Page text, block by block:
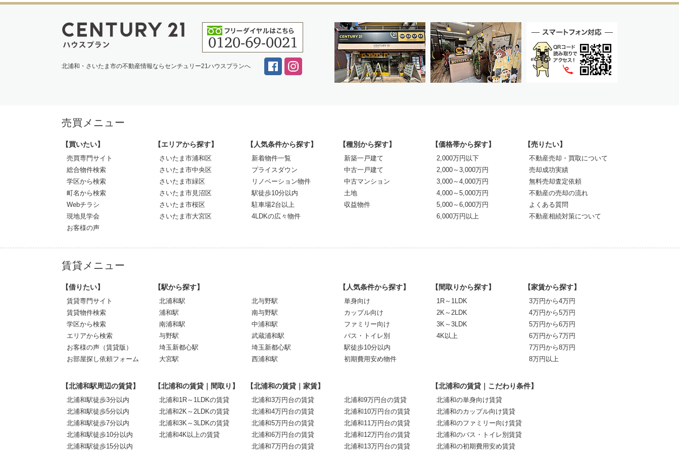
北浦和・さいたま市の不動産情報ならセンチュリー21ハウスプランへ
売買メニュー
【買いたい】
売買専門サイト
総合物件検索
学区から検索
町名から検索
Webチラシ
現地見学会
お客様の声
【エリアから探す】
さいたま市浦和区
さいたま市中央区
さいたま市緑区
さいたま市見沼区
さいたま市桜区
さいたま市大宮区
【人気条件から探す】
新着物件一覧
プライスダウン
リノベーション物件
駅徒歩10分以内
駐車場2台以上
4LDKの広々物件
【種別から探す】
新築一戸建て
中古一戸建て
中古マンション
土地
収益物件
【価格帯から探す】
2,000万円以下
2,000～3,000万円
3,000～4,000万円
4,000～5,000万円
5,000～6,000万円
6,000万円以上
【売りたい】
不動産売却・買取について
売却成功実績
無料売却査定依頼
不動産の売却の流れ
よくある質問
不動産相続対策について
賃貸メニュー
【借りたい】
賃貸専門サイト
賃貸物件検索
学区から検索
エリアから検索
お客様の声（賃貸版）
お部屋探し依頼フォーム
【駅から探す】
北浦和駅
浦和駅
南浦和駅
与野駅
埼玉新都心駅
大宮駅
北与野駅
南与野駅
中浦和駅
武蔵浦和駅
埼玉新都心駅
西浦和駅
【人気条件から探す】
単身向け
カップル向け
ファミリー向け
バス・トイレ別
駅徒歩10分以内
初期費用安め物件
【間取りから探す】
1R～1LDK
2K～2LDK
3K～3LDK
4K以上
【家賃から探す】
3万円から4万円
4万円から5万円
5万円から6万円
6万円から7万円
7万円から8万円
8万円以上
【北浦和駅周辺の賃貸】
北浦和駅徒歩3分以内
北浦和駅徒歩5分以内
北浦和駅徒歩7分以内
北浦和駅徒歩10分以内
北浦和駅徒歩15分以内
【北浦和の賃貸｜間取り】
北浦和1R～1LDKの賃貸
北浦和2K～2LDKの賃貸
北浦和3K～3LDKの賃貸
北浦和4K以上の賃貸
【北浦和の賃貸｜家賃】
北浦和3万円台の賃貸
北浦和4万円台の賃貸
北浦和5万円台の賃貸
北浦和6万円台の賃貸
北浦和7万円台の賃貸
北浦和9万円台の賃貸
北浦和10万円台の賃貸
北浦和11万円台の賃貸
北浦和12万円台の賃貸
北浦和13万円台の賃貸
【北浦和の賃貸｜こだわり条件】
北浦和の単身向け賃貸
北浦和のカップル向け賃貸
北浦和のファミリー向け賃貸
北浦和のバス・トイレ別賃貸
北浦和の初期費用安め賃貸